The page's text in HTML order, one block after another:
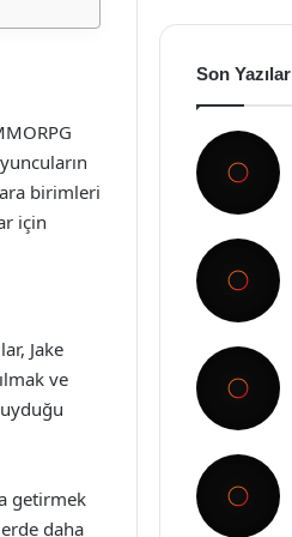
birimleri
için
Jake
ve
getirmek
daha
Son Yazılar